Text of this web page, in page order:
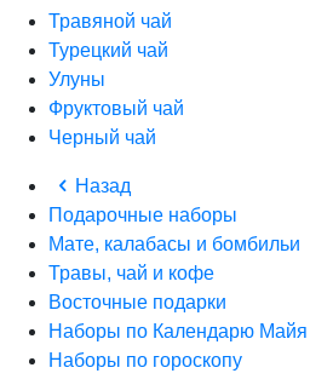
Травяной чай
Турецкий чай
Улуны
Фруктовый чай
Черный чай
Назад
Подарочные наборы
Мате, калабасы и бомбильи
Травы, чай и кофе
Восточные подарки
Наборы по Календарю Майя
Наборы по гороскопу